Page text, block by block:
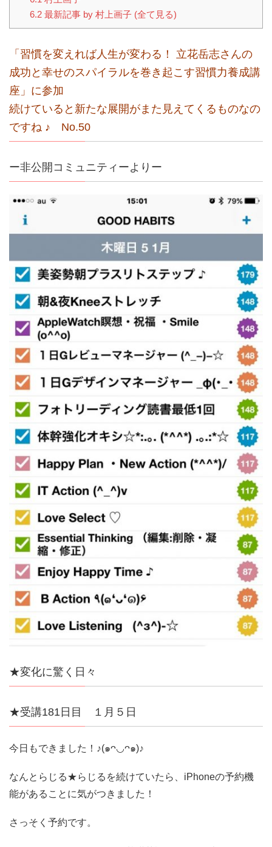
6.2最新記事 by 村上画子 (全て見る)
「習慣を変えれば人生が変わる！ 立花岳志さんの
成功と幸せのスパイラルを巻き起こす習慣力養成講
座」に参加
続けていると新たな展開がまた見えてくるものなの
ですね ♪ No.50
ー非公開コミュニティーよりー
★変化に驚く日々
★受講181日目 １月５日
今日もできました！♪(๑ᴖ◡ᴖ๑)♪
なんとらじる★らじるを続けていたら、iPhoneの予約機
能があることに気がつきました！
さっそく予約です。